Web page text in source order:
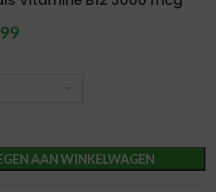
AAN WINKELWAGEN